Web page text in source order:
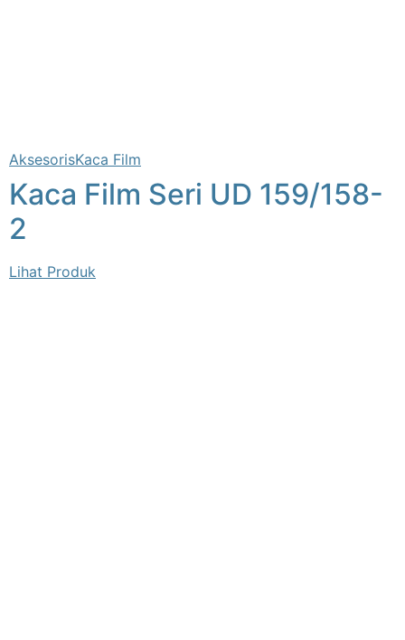
AksesorisKaca Film
Kaca Film Seri UD 159/158-
2
Lihat Produk